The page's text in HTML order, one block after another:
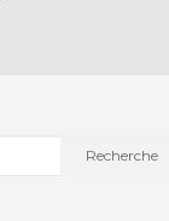
Recherche